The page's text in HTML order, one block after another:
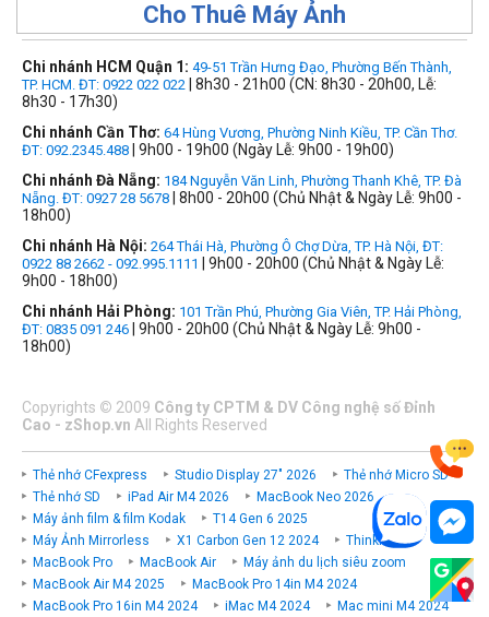
Cho Thuê Máy Ảnh
Chi nhánh HCM Quận 1: 49-51 Trần Hưng Đạo, Phường Bến Thành,
TP. HCM. ĐT: 0922 022 022 | 8h30 - 21h00 (CN: 8h30 - 20h00, Lễ:
8h30 - 17h30)
Chi nhánh Cần Thơ: 64 Hùng Vương, Phường Ninh Kiều, TP. Cần Thơ.
ĐT: 092.2345.488 | 9h00 - 19h00 (Ngày Lễ: 9h00 - 19h00)
Chi nhánh Đà Nẵng: 184 Nguyễn Văn Linh, Phường Thanh Khê, TP. Đà
Nẵng. ĐT: 0927 28 5678 | 8h00 - 20h00 (Chủ Nhật & Ngày Lễ: 9h00 -
18h00)
Chi nhánh Hà Nội: 264 Thái Hà, Phường Ô Chợ Dừa, TP. Hà Nội, ĐT:
0922 88 2662 - 092.995.1111
| 9h00 - 20h00 (Chủ Nhật & Ngày Lễ:
9h00 - 18h00)
Chi nhánh Hải Phòng: 101 Trần Phú, Phường Gia Viên, TP. Hải Phòng,
ĐT: 0835 091 246 | 9h00 - 20h00 (Chủ Nhật & Ngày Lễ: 9h00 -
18h00)
Copyrights © 2009 Công ty CPTM & DV Công nghệ số Đỉnh
Cao - zShop.vn All Rights Reserved
Thẻ nhớ CFexpress Studio Display 27" 2026
Thẻ nhớ Micro SD
Thẻ nhớ SD
iPad Air M4 2026
MacBook Neo 2026
Máy ảnh film & film Kodak
T14 Gen 6 2025
Máy Ảnh Mirrorless
X1 Carbon Gen 12 2024
ThinkPad P
MacBook Pro
MacBook Air
Máy ảnh du lịch siêu zoom
MacBook Air M4 2025
MacBook Pro 14in M4 2024
MacBook Pro 16in M4 2024
iMac M4 2024 Mac mini M4 2024